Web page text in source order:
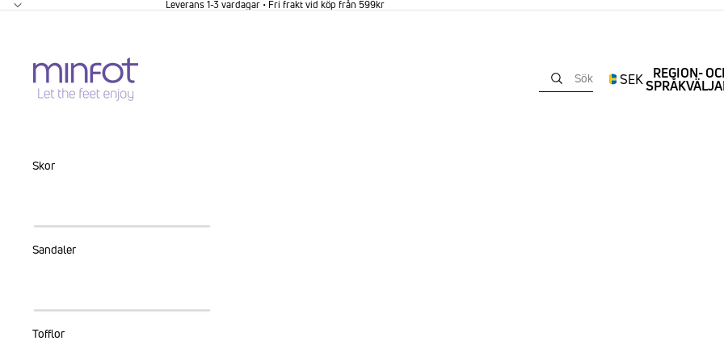
Leverans 1-3 vardagar • Fri frakt vid köp från 599kr
Sök SEK REGION-
Skor
Sandaler
Tofflor